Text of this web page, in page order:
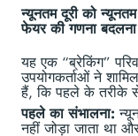
न्यूनतम दूरी को
फेयर की गणना
यह एक “ब्रेकिंग”
उपयोगकर्ताओं ने
हैं, कि पहले के तरीके
पहले का संभालना:
नहीं जोड़ा जाता था